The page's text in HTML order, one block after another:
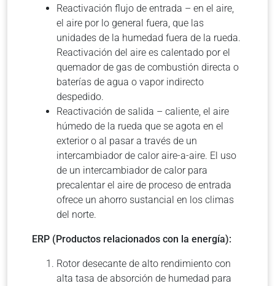
Reactivación flujo de entrada – en el aire,
el aire por lo general fuera, que las
unidades de la humedad fuera de la rueda.
Reactivación del aire es calentado por el
quemador de gas de combustión directa o
baterías de agua o vapor indirecto
despedido.
Reactivación de salida – caliente, el aire
húmedo de la rueda que se agota en el
exterior o al pasar a través de un
intercambiador de calor aire-a-aire. El uso
de un intercambiador de calor para
precalentar el aire de proceso de entrada
ofrece un ahorro sustancial en los climas
del norte.
ERP (Productos relacionados con la energía):
Rotor desecante de alto rendimiento con
alta tasa de absorción de humedad para